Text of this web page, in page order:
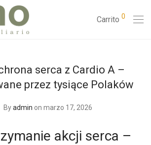
Carrito 0
serca z Cardio A –
przez tysiące Polaków
Byadmin on marzo 17, 2026
akcji serca –